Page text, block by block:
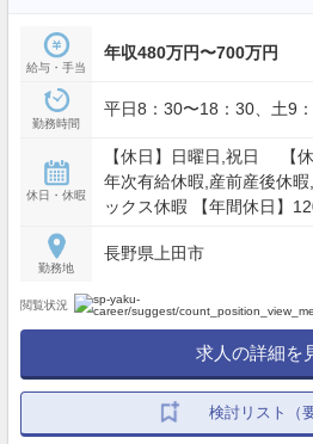
給与・手当
年収480万円〜700万円
勤務時間
平日8：30〜18：30、土9
休日・休暇
【休日】日曜日,祝日 【
年次有給休暇,産前産後休
ックス休暇 【年間休日】
勤務地
長野県上田市
閲覧状況
求人の詳細を
検討リスト（